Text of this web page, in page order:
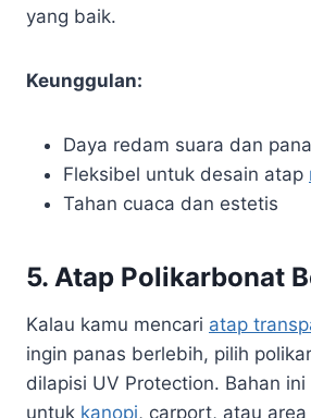
yang baik.
Keunggulan:
Daya redam suara dan
Fleksibel untuk desain atap
Tahan cuaca dan estetis
5. Atap Polikarbonat
Kalau kamu mencari atap
ingin panas berlebih, pilih
dilapisi UV Protection. Bahan
untuk kanopi, carport, atau